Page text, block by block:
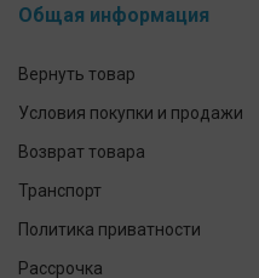
Elmex
Общая информация
Вернуть товар
Условия покупки и продажи
Возврат товара
Транспорт
Политика приватности
Рассрочка